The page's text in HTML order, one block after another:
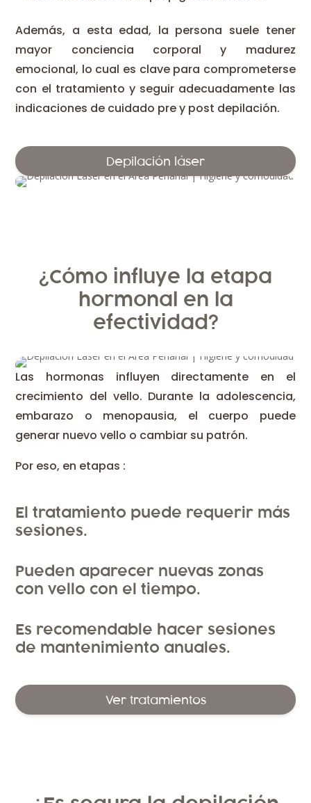
Además, a esta edad, la persona suele tener
mayor conciencia corporal y madurez
emocional, lo cual es clave para comprometerse
con el tratamiento y seguir adecuadamente las
indicaciones de cuidado pre y post depilación.
Depilación láser
¿Cómo influye la etapa
hormonal en la
efectividad?
Las hormonas influyen directamente en el
crecimiento del vello. Durante la adolescencia,
embarazo o menopausia, el cuerpo puede
generar nuevo vello o cambiar su patrón.
Por eso, en etapas :
El tratamiento puede requerir más
sesiones.
Pueden aparecer nuevas zonas
con vello con el tiempo.
Es recomendable hacer sesiones
de mantenimiento anuales.
Ver tratamientos